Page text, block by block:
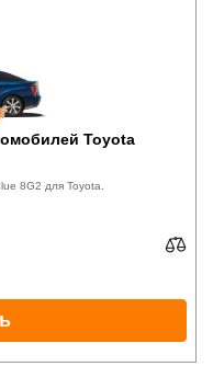
Toyota
8G2 для Toyota.